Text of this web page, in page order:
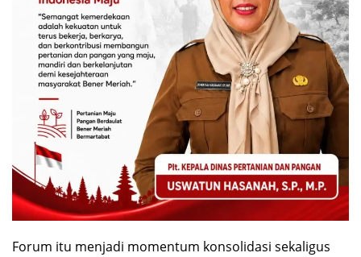
Forum itu menjadi momentum konsolidasi sekaligus